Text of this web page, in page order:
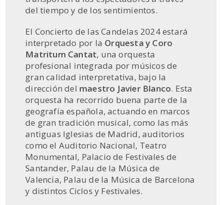
del tiempo y de los sentimientos.
El Concierto de las Candelas 2024 estará
interpretado por la Orquesta y Coro
Matritum Cantat, una orquesta
profesional integrada por músicos de
gran calidad interpretativa, bajo la
dirección del maestro Javier Blanco. Esta
orquesta ha recorrido buena parte de la
geografía española, actuando en marcos
de gran tradición musical, como las más
antiguas Iglesias de Madrid, auditorios
como el Auditorio Nacional, Teatro
Monumental, Palacio de Festivales de
Santander, Palau de la Música de
Valencia, Palau de la Música de Barcelona
y distintos Ciclos y Festivales.